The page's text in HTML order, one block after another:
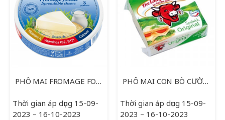
PHÔ MAI FROMAGE FONDU PRESIDENT 120G
Thời gian áp dụng 15-09-
2023 – 16-10-2023
PHÔ MAI CON BÒ CƯỜI 200G SANDWICH ORIGINAL
Thời gian áp dụng 15-09-
2023 – 16-10-2023